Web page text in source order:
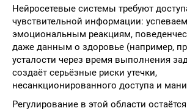
Нейросетевые системы требуют
чувствительной информации:
эмоциональным реакциям,
даже данным о здоровье (например,
усталости через время выполнения
создаёт серьёзные риски утечки,
несанкционированного доступа и
Регулирование в этой области